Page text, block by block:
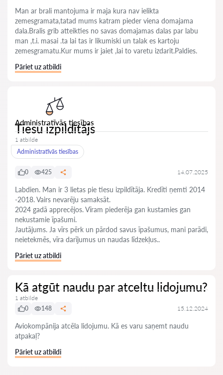
Man ar brali mantojuma ir maja kura nav ielikta
zemesgramata,tatad mums katram pieder viena domajama
dala.Bralis grib atteikties no savas domajamas dalas par labu
man ,t.i. masai .ta lai tas ir likumiski un talak es kartoju
zemesgramatu.Kur mums ir jaiet ,lai to varetu izdarit.Paldies.
Pāriet uz atbildi
Administratīvās tiesības
Tiesu izpildītājs
1 atbilde
Administratīvās tiesības
0 425 14.07.2025
Labdien. Man ir 3 lietas pie tiesu izpildītāja. Kredīti ņemti 2014
-2018. Vairs nevarēju samaksāt.
2024 gadā apprecējos. Vīram piederēja gan kustamies gan
nekustamie īpašumi.
Jautājums. Ja vīrs pērk un pārdod savus īpašumus, mani parādi,
neietekmēs, vīra darījumus un naudas līdzekļus..
Pāriet uz atbildi
Kā atgūt naudu par atceltu lidojumu?
1 atbilde
0
148 15.12.2024
Aviokompānija atcēla lidojumu. Kā es varu saņemt naudu
atpakaļ?
Pāriet uz atbildi